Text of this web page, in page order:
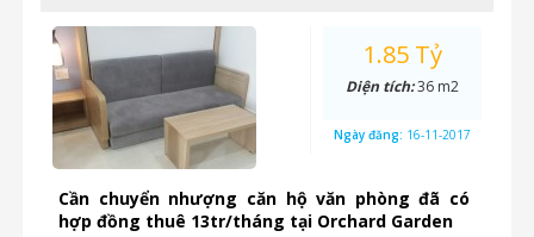
Cần chuyển nhượng căn hộ văn phòng đã có
hợp đồng thuê 13tr/tháng tại Orchard Garden
1.85 Tỷ
Diện tích:36 m2
Ngày đăng: 16-11-2017